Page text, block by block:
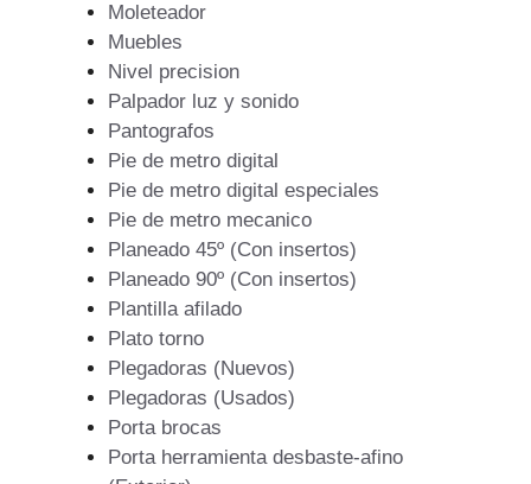
Moleteador
Muebles
Nivel precision
Palpador luz y sonido
Pantografos
Pie de metro digital
Pie de metro digital especiales
Pie de metro mecanico
Planeado 45º (Con insertos)
Planeado 90º (Con insertos)
Plantilla afilado
Plato torno
Plegadoras (Nuevos)
Plegadoras (Usados)
Porta brocas
Porta herramienta desbaste-afino